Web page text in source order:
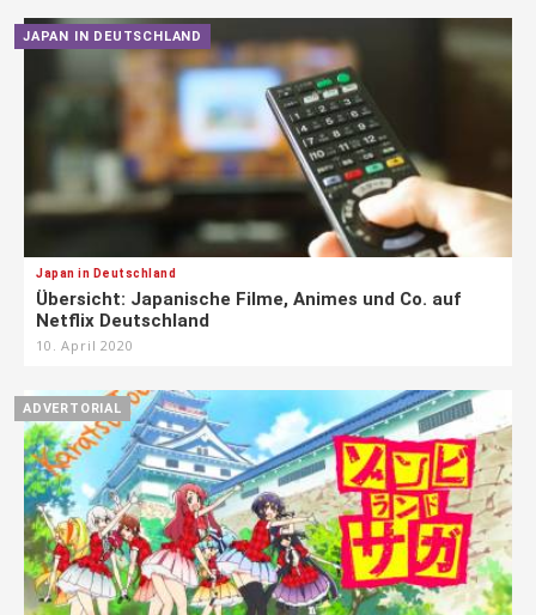
JAPAN IN DEUTSCHLAND
Japan in Deutschland
Übersicht: Japanische Filme, Animes und Co. auf
Netflix Deutschland
10. April 2020
ADVERTORIAL